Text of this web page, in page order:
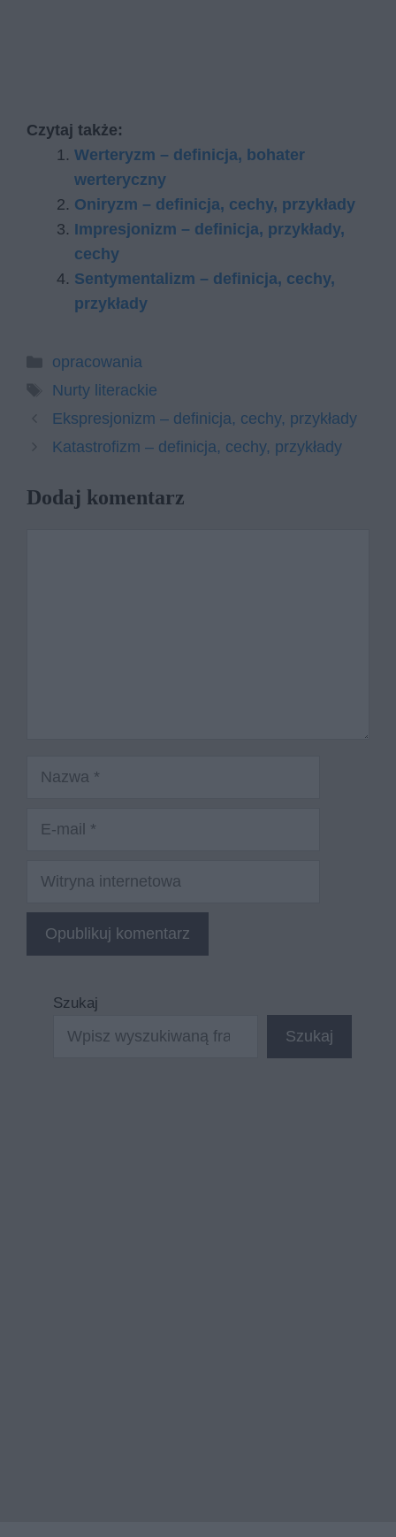
Czytaj także:
Werteryzm – definicja, bohater
werteryczny
Oniryzm – definicja, cechy, przykłady
Impresjonizm – definicja, przykłady,
cechy
Sentymentalizm – definicja, cechy,
przykłady
Kategorie
opracowania
Tagi
Nurty literackie
Ekspresjonizm – definicja, cechy, przykłady
Katastrofizm – definicja, cechy, przykłady
Dodaj komentarz
Nazwa
Witryna
Szukaj
Szukaj